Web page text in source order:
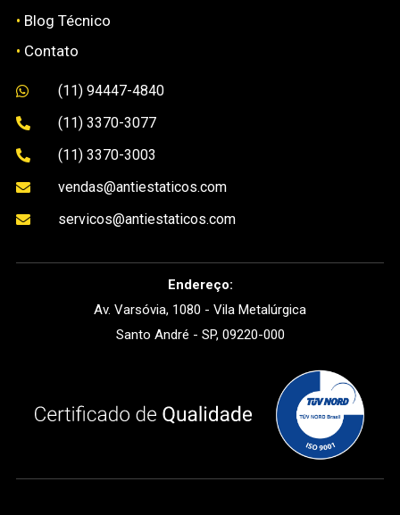
• Blog Técnico
• Contato
 (11) 94447-4840
 (11) 3370-3077
 (11) 3370-3003
 vendas@antiestaticos.com
 servicos@antiestaticos.com
Endereço:
Av. Varsóvia, 1080 - Vila Metalúrgica
Santo André - SP, 09220-000